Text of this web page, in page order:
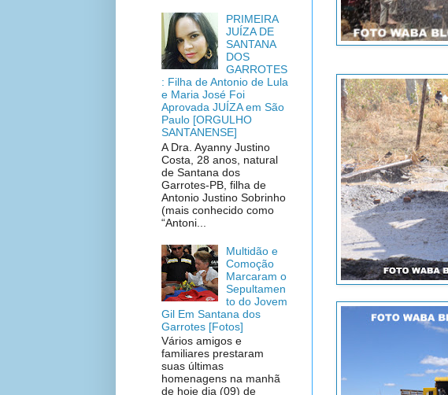
PRIMEIRA
JUÍZA DE
SANTANA
DOS
GARROTES
: Filha de Antonio de Lula
e Maria José Foi
Aprovada JUÍZA em São
Paulo [ORGULHO
SANTANENSE]
A Dra. Ayanny Justino
Costa, 28 anos, natural
de Santana dos
Garrotes-PB, filha de
Antonio Justino Sobrinho
(mais conhecido como
“Antoni...
Multidão e
Comoção
Marcaram o
Sepultamen
to do Jovem
Gil Em Santana dos
Garrotes [Fotos]
Vários amigos e
familiares prestaram
suas últimas
homenagens na manhã
de hoje dia (09) de